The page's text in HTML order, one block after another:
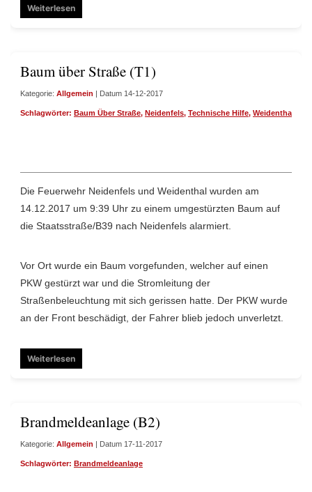
Weiterlesen
Baum über Straße (T1)
Kategorie: Allgemein | Datum 14-12-2017
Schlagwörter: Baum Über Straße, Neidenfels, Technische Hilfe, Weidenthal
Die Feuerwehr Neidenfels und Weidenthal wurden am
14.12.2017 um 9:39 Uhr zu einem umgestürzten Baum auf
die Staatsstraße/B39 nach Neidenfels alarmiert.
Vor Ort wurde ein Baum vorgefunden, welcher auf einen
PKW gestürzt war und die Stromleitung der
Straßenbeleuchtung mit sich gerissen hatte. Der PKW wurde
an der Front beschädigt, der Fahrer blieb jedoch unverletzt.
Weiterlesen
Brandmeldeanlage (B2)
Kategorie: Allgemein | Datum 17-11-2017
Schlagwörter: Brandmeldeanlage